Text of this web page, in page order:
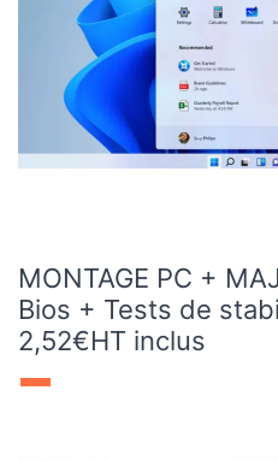
MONTAGE PC +
Bios + Tests de
2,52€HT inclus